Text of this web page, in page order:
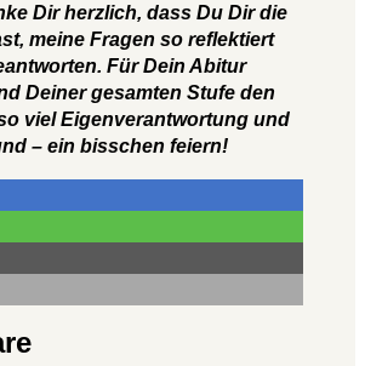
Dir herzlich, dass Du Dir die
meine Fragen so reflektiert
Für Dein Abitur
Deiner gesamten Stufe den
viel Eigenverantwortung und
– ein bisschen feiern!